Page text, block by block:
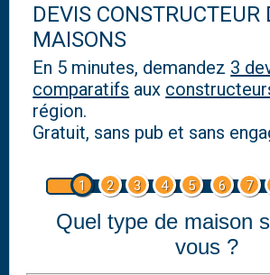
DEVIS CONSTRUCTEUR
MAISONS
En 5 minutes, demandez 3
comparatifs aux
région.
Gratuit, sans pub et sans
1 2 3 4 5 6 7
Quel type de maison
vous ?